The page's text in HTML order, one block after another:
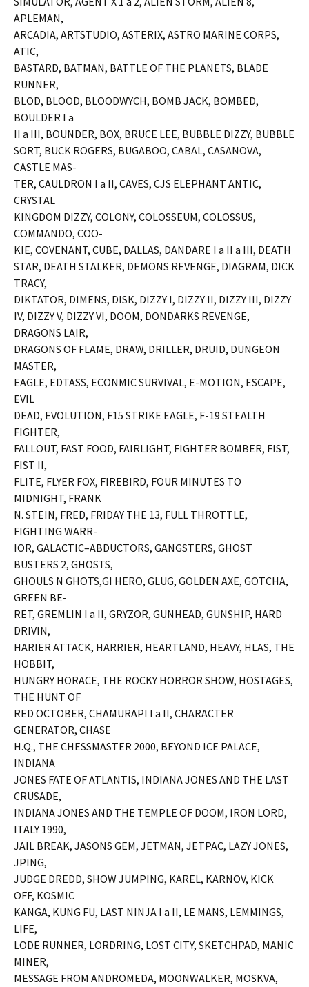
APLEMAN,
ARCADIA, ARTSTUDIO, ASTERIX, ASTRO MARINE CORPS,
ATIC,
BASTARD, BATMAN, BATTLE OF THE PLANETS, BLADE
RUNNER,
BLOD, BLOOD, BLOODWYCH, BOMB JACK, BOMBED,
BOULDER I a
II a III, BOUNDER, BOX, BRUCE LEE, BUBBLE DIZZY, BUBBLE
SORT, BUCK ROGERS, BUGABOO, CABAL, CASANOVA,
CASTLE MAS-
TER, CAULDRON I a II, CAVES, CJS ELEPHANT ANTIC,
CRYSTAL
KINGDOM DIZZY, COLONY, COLOSSEUM, COLOSSUS,
COMMANDO, COO-
KIE, COVENANT, CUBE, DALLAS, DANDARE I a II a III, DEATH
STAR, DEATH STALKER, DEMONS REVENGE, DIAGRAM, DICK
TRACY,
DIKTATOR, DIMENS, DISK, DIZZY I, DIZZY II, DIZZY III, DIZZY
IV, DIZZY V, DIZZY VI, DOOM, DONDARKS REVENGE,
DRAGONS LAIR,
DRAGONS OF FLAME, DRAW, DRILLER, DRUID, DUNGEON
MASTER,
EAGLE, EDTASS, ECONMIC SURVIVAL, E-MOTION, ESCAPE,
EVIL
DEAD, EVOLUTION, F15 STRIKE EAGLE, F-19 STEALTH
FIGHTER,
FALLOUT, FAST FOOD, FAIRLIGHT, FIGHTER BOMBER, FIST,
FIST II,
FLITE, FLYER FOX, FIREBIRD, FOUR MINUTES TO
MIDNIGHT, FRANK
N. STEIN, FRED, FRIDAY THE 13, FULL THROTTLE,
FIGHTING WARR-
IOR, GALACTIC–ABDUCTORS, GANGSTERS, GHOST
BUSTERS 2, GHOSTS,
GHOULS N GHOTS,GI HERO, GLUG, GOLDEN AXE, GOTCHA,
GREEN BE-
RET, GREMLIN I a II, GRYZOR, GUNHEAD, GUNSHIP, HARD
DRIVIN,
HARIER ATTACK, HARRIER, HEARTLAND, HEAVY, HLAS, THE
HOBBIT,
HUNGRY HORACE, THE ROCKY HORROR SHOW, HOSTAGES,
THE HUNT OF
RED OCTOBER, CHAMURAPI I a II, CHARACTER
GENERATOR, CHASE
H.Q., THE CHESSMASTER 2000, BEYOND ICE PALACE,
INDIANA
JONES FATE OF ATLANTIS, INDIANA JONES AND THE LAST
CRUSADE,
INDIANA JONES AND THE TEMPLE OF DOOM, IRON LORD,
ITALY 1990,
JAIL BREAK, JASONS GEM, JETMAN, JETPAC, LAZY JONES,
JPING,
JUDGE DREDD, SHOW JUMPING, KAREL, KARNOV, KICK
OFF, KOSMIC
KANGA, KUNG FU, LAST NINJA I a II, LE MANS, LEMMINGS,
LIFE,
LODE RUNNER, LORDRING, LOST CITY, SKETCHPAD, MANIC
MINER,
MESSAGE FROM ANDROMEDA, MOONWALKER, MOSKVA,